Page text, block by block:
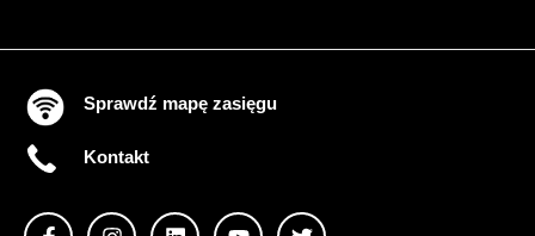
Sprawdź mapę zasięgu
Kontakt